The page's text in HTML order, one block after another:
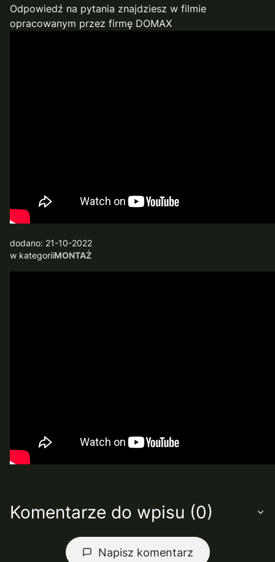
Odpowiedź na pytania znajdziesz w filmie
opracowanym przez firmę DOMAX
dodano: 21-10-2022
w kategoriiMONTAŻ
Komentarze do wpisu (0)
Napisz komentarz